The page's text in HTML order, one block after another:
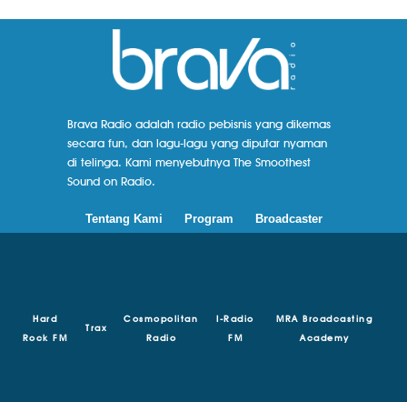
Brava Radio adalah radio pebisnis yang dikemas
secara fun, dan lagu-lagu yang diputar nyaman
di telinga. Kami menyebutnya The Smoothest
Sound on Radio.
Tentang Kami Program Broadcaster
Hard
Rock FM
Trax
Cosmopolitan
Radio
I-Radio
FM
MRA Broadcasting
Academy